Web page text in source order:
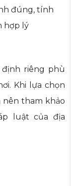
đúng, tính
hợp lý
riêng phù
Khi lựa chọn
tham khảo
luật của địa